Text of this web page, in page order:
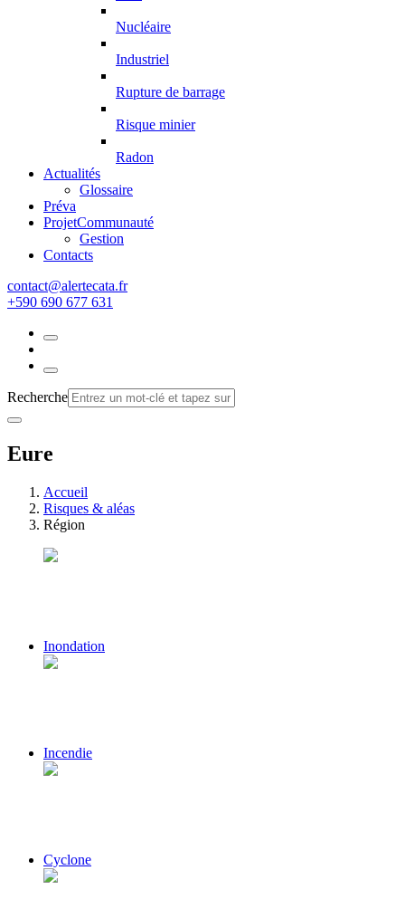
Nucléaire
Industriel
Rupture de barrage
Risque minier
Radon
Actualités
Glossaire
Préva
ProjetCommunauté
Gestion
Contacts
rf.atacetrela@tcatnoc
+590 690 677 631
Recherche
Eure
Accueil
Risques & aléas
Région
Inondation
Incendie
Cyclone